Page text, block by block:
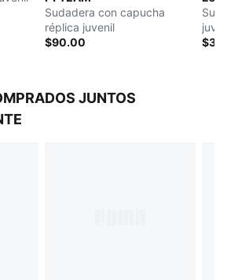
Sudadera con capucha
réplica juvenil
$90.00
JUNTOS